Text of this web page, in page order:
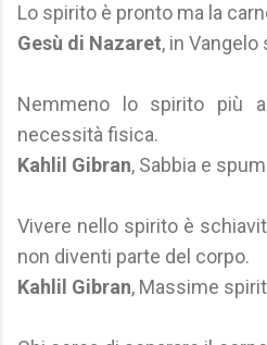
Lo spirito è pronto ma la
Gesù di Nazaret, in
Nemmeno lo spirito più
necessità fisica.
Kahlil Gibran, Sabbia e
Vivere nello spirito è
non diventi parte del corpo.
Kahlil Gibran, Massime